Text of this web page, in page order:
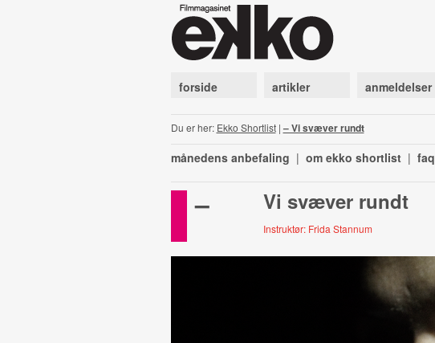
forside artikler anmeldelser
Du er her: Ekko Shortlist| – Vi svæver rundt
månedens anbefaling | om ekko shortlist | faq
– Vi svæver rundt
Instruktør: Frida Stannum